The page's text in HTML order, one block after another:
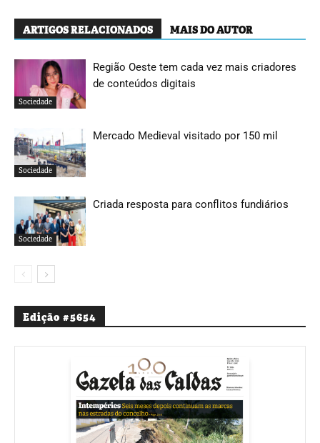
ARTIGOS RELACIONADOS MAIS DO AUTOR
Sociedade
Região Oeste tem cada vez mais criadores
de conteúdos digitais
Sociedade
Mercado Medieval visitado por 150 mil
Sociedade
Criada resposta para conflitos fundiários
Edição #5654